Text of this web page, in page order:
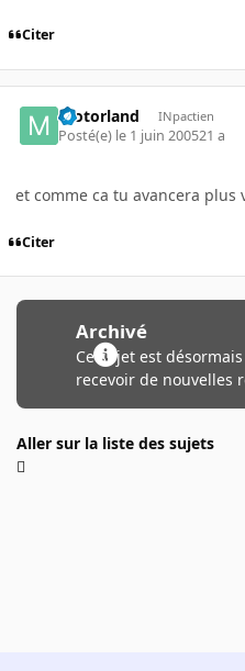
Citer
motorland INpactien
Posté(e) le 1 juin 200521 a
et comme ca tu avancera plus
Citer
Archivé
Ce sujet est
recevoir de nouvelles
Aller sur la liste des sujets